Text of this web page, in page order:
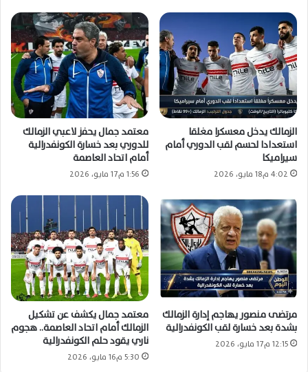
الزمالك يدخل معسكرا مغلقا
استعدادا لحسم لقب الدوري أمام
سيراميكا
4:02 م18 مايو، 2026
معتمد جمال يحفز لاعبي الزمالك
للدوري بعد خسارة الكونفدرالية
أمام اتحاد العاصمة
1:56 م17 مايو، 2026
مرتضى منصور يهاجم إدارة الزمالك
بشدة بعد خسارة لقب الكونفدرالية
12:15 م17 مايو، 2026
معتمد جمال يكشف عن تشكيل
الزمالك أمام اتحاد العاصمة.. هجوم
ناري يقود حلم الكونفدرالية
5:30 م16 مايو، 2026